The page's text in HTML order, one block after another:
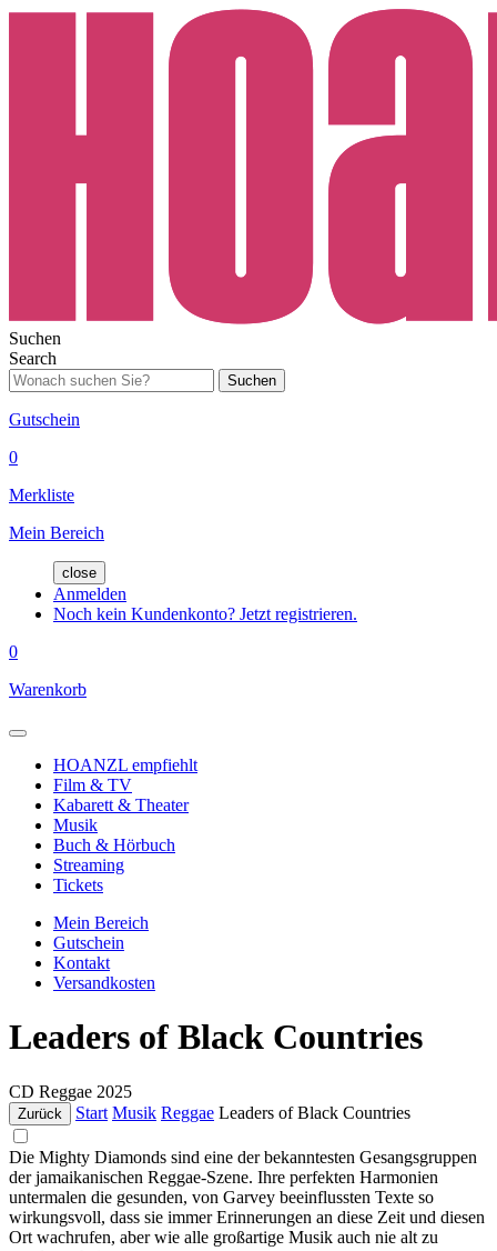
Suchen
Search
Suchen
Gutschein
0
Merkliste
Mein Bereich
close
Anmelden
Noch kein Kundenkonto? Jetzt registrieren.
0
Warenkorb
HOANZL empfiehlt
Film & TV
Kabarett & Theater
Musik
Buch & Hörbuch
Streaming
Tickets
Mein Bereich
Gutschein
Kontakt
Versandkosten
Leaders of Black Countries
CD Reggae 2025
Zurück Start Musik Reggae Leaders of Black Countries
Die Mighty Diamonds sind eine der bekanntesten Gesangsgruppen
der jamaikanischen Reggae-Szene. Ihre perfekten Harmonien
untermalen die gesunden, von Garvey beeinflussten Texte so
wirkungsvoll, dass sie immer Erinnerungen an diese Zeit und diesen
Ort wachrufen, aber wie alle großartige Musik auch nie alt zu